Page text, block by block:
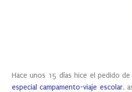
Hace unos 15 días hice el pedido
especial campamento-viaje escolar,